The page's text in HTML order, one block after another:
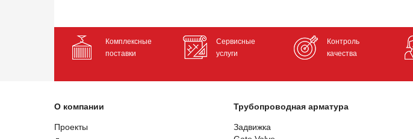
Комплексные
поставки
Сервисные
услуги
Контроль
качества
О компании
Проекты
Трубопроводная арматура
Задвижка